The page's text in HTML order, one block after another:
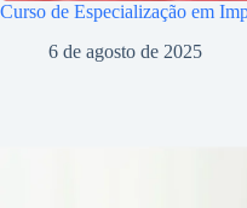
Curso de Especialização em
6 de agosto de 2025